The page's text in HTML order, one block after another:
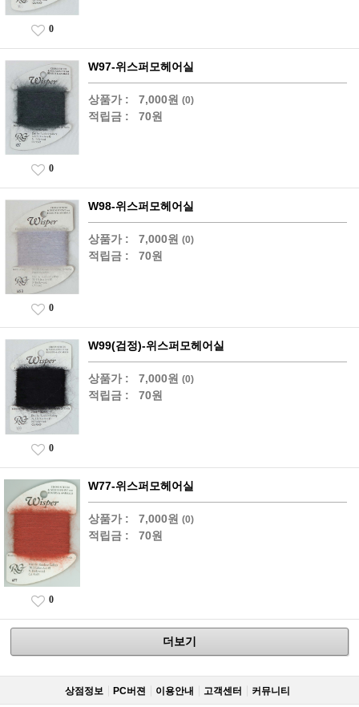
0
W97-위스퍼모헤어실
상품가 : 7,000원 (0)
적립금 : 70원
0
W98-위스퍼모헤어실
상품가 : 7,000원 (0)
적립금 : 70원
0
W99(검정)-위스퍼모헤어실
상품가 : 7,000원 (0)
적립금 : 70원
0
W77-위스퍼모헤어실
상품가 : 7,000원 (0)
적립금 : 70원
0
더보기
상점정보 PC버젼 이용안내 고객센터 커뮤니티